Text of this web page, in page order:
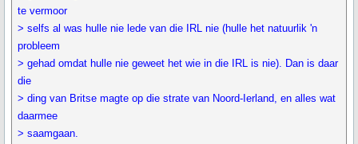
te vermoor
> selfs al was hulle nie lede van die IRL nie (hulle het natuurlik 'n
probleem
> gehad omdat hulle nie geweet het wie in die IRL is nie). Dan is daar
die
> ding van Britse magte op die strate van Noord-Ierland, en alles wat
daarmee
> saamgaan.